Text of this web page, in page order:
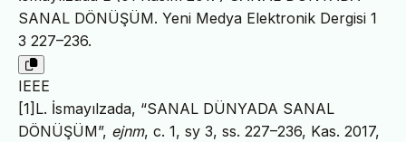
SANAL DÖNÜŞÜM. Yeni Medya Elektronik Dergisi 1
3 227–236.
IEEE
[1]L. İsmayılzada, “SANAL DÜNYADA SANAL
DÖNÜŞÜM”, ejnm, c. 1, sy 3, ss. 227–236, Kas. 2017,